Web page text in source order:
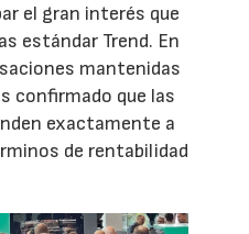
el gran interés que
estándar Trend. En
mantenidas
confirmado que las
exactamente a
de rentabilidad